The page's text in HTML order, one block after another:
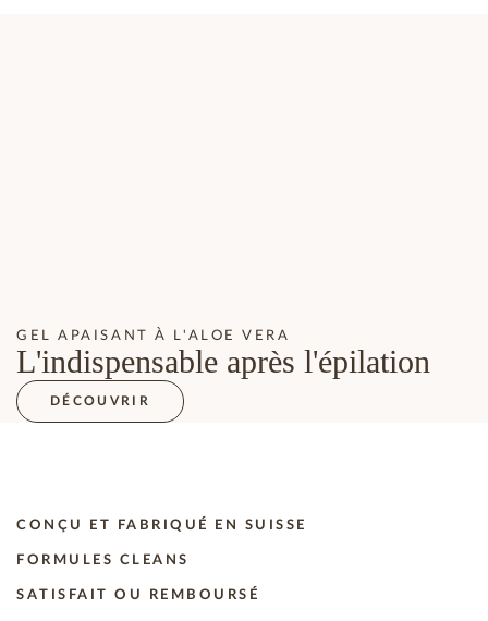
GEL APAISANT À L'ALOE VERA
L'indispensable après l'épilation
DÉCOUVRIR
CONÇU ET FABRIQUÉ EN SUISSE
FORMULES CLEANS
SATISFAIT OU REMBOURSÉ